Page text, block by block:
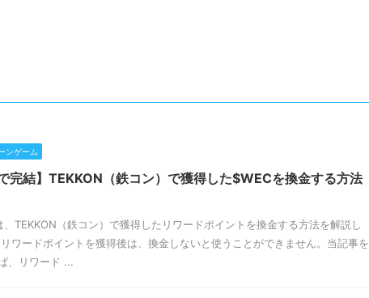
ンゲーム
で完結】TEKKON（鉄コン）で獲得した$WECを換金する方法
、TEKKON（鉄コン）で獲得したリワードポイントを換金する方法を解説し
ワードポイントを獲得後は、換金しないと使うことができません。当記事を
、リワード ...